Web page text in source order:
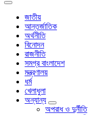
জাতীয়
আন্তর্জাতিক
অর্থনীতি
বিনোদন
রাজনীতি
সমগ্র বাংলাদেশ
মন্ত্রণালয়
ধর্ম
খেলাধুলা
অন্যান্য
অপরাধ ও দুর্নীতি